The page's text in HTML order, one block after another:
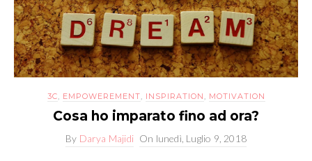
3C EMPOWEREMENT INSPIRATION MOTIVATION
Cosa ho imparato fino ad ora?
By Darya Majidi On lunedì, Luglio 9, 2018